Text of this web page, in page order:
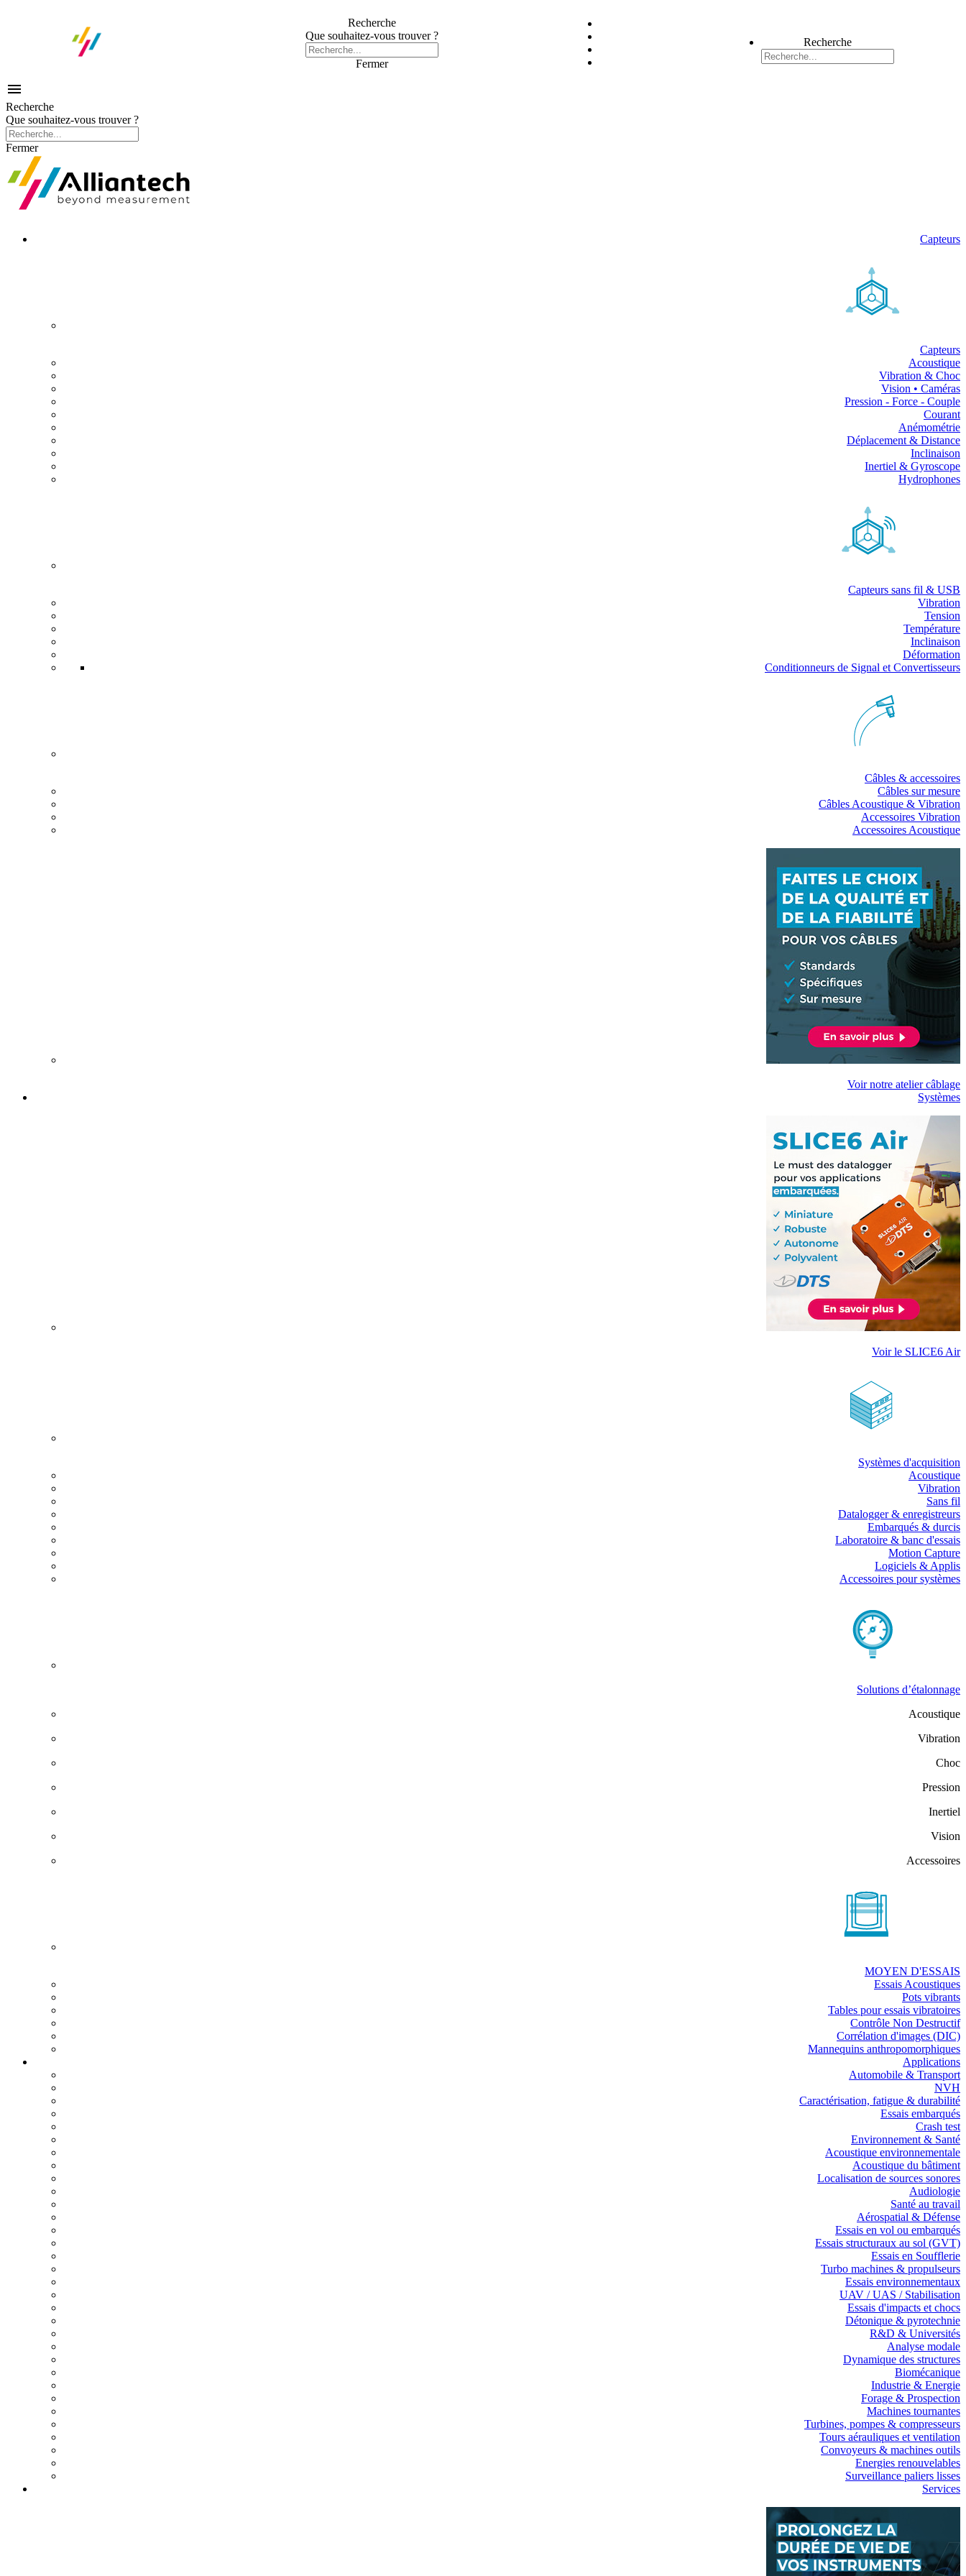
Recherche
Que souhaitez-vous trouver ?
Fermer
Recherche

Recherche
Que souhaitez-vous trouver ?
Fermer
Capteurs
Capteurs
Acoustique
Vibration & Choc
Vision • Caméras
Pression - Force - Couple
Courant
Anémométrie
Déplacement & Distance
Inclinaison
Inertiel & Gyroscope
Hydrophones
Capteurs sans fil & USB
Vibration
Tension
Température
Inclinaison
Déformation
Conditionneurs de Signal et Convertisseurs
Câbles & accessoires
Câbles sur mesure
Câbles Acoustique & Vibration
Accessoires Vibration
Accessoires Acoustique
Voir notre atelier câblage
Systèmes
Voir le SLICE6 Air
Systèmes d'acquisition
Acoustique
Vibration
Sans fil
Datalogger & enregistreurs
Embarqués & durcis
Laboratoire & banc d'essais
Motion Capture
Logiciels & Applis
Accessoires pour systèmes
Solutions d’étalonnage
Acoustique
Vibration
Choc
Pression
Inertiel
Vision
Accessoires
MOYEN D'ESSAIS
Essais Acoustiques
Pots vibrants
Tables pour essais vibratoires
Contrôle Non Destructif
Corrélation d'images (DIC)
Mannequins anthropomorphiques
Applications
Automobile & Transport
NVH
Caractérisation, fatigue & durabilité
Essais embarqués
Crash test
Environnement & Santé
Acoustique environnementale
Acoustique du bâtiment
Localisation de sources sonores
Audiologie
Santé au travail
Aérospatial & Défense
Essais en vol ou embarqués
Essais structuraux au sol (GVT)
Essais en Soufflerie
Turbo machines & propulseurs
Essais environnementaux
UAV / UAS / Stabilisation
Essais d'impacts et chocs
Détonique & pyrotechnie
R&D & Universités
Analyse modale
Dynamique des structures
Biomécanique
Industrie & Energie
Forage & Prospection
Machines tournantes
Turbines, pompes & compresseurs
Tours aérauliques et ventilation
Convoyeurs & machines outils
Energies renouvelables
Surveillance paliers lisses
Services